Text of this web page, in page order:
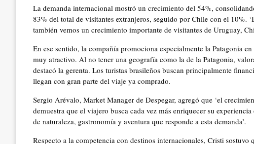
La demanda internacional mostró un crecimiento del 54%,
83% del total de visitantes extranjeros, seguido por Chile con el 10%.
también vemos un crecimiento importante de visitantes de Uruguay,
En ese sentido, la compañía promociona especialmente la Patagonia
muy atractivo. Al no tener una geografía como la de la Patagonia,
destacó la gerenta. Los turistas brasileños buscan principalmente
llegan con gran parte del viaje ya comprado.
Sergio Arévalo, Market Manager de Despegar, agregó que ‘el
demuestra que el viajero busca cada vez más enriquecer su
de naturaleza, gastronomía y aventura que responde a esta demanda’.
Respecto a la competencia con destinos internacionales, Cristi